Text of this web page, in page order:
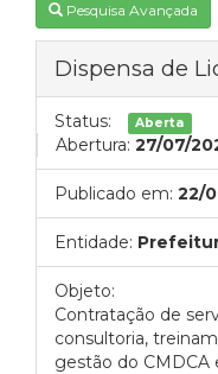
Pesquisa Avançada
Dispensa de
Status: Aberta
Abertura: 27/07/
Publicado em: 22/
Entidade:
Objeto:
Contratação de
consultoria,
gestão do CMDCA